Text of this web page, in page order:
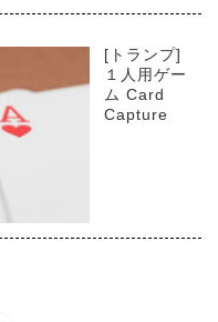
[トランプ]
１人用ゲー
ム Card
Capture